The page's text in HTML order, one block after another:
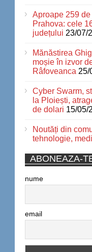
Aproape 259
Prahova: cele
județului 23/07/
Mănăstirea
moșie în izvor
Râfoveanca 25/
Cyber Swarm,
la Ploiești,
de dolari 15/05/
Noutăți din
tehnologie,
ABONEAZA-
nume
email